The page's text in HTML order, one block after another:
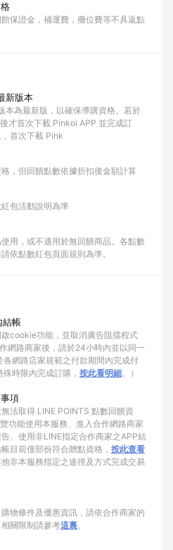
保證金，補運費，攤位費等不具返點
新版本
本為最新版，以確保導購資格。若於
才首次下載 Pinkoi APP 並完成訂
首次下載 Pink
，但回饋點數依據折扣後金額計算
包活動說明為準
用，或不適用於無回饋商品。各點數
依點數紅包頁面規則為準。
結帳
cookie功能，並取消廣告阻擋程式
網路商家後，請於24小時內並以同一
網路店家規範之付款期間內完成付
時限內完成訂購， 按此看明細。）
項
法取得 LINE POINTS 點數回饋資
功能使用本服務、進入合作網路商家
、使用非LINE指定合作商家之APP結
目前僅部份符合贈點資格， 按此查看
他非本服務指定之途徑及方式完成交易
物條件及優惠資訊，請依合作商家的
關限制請參考這裏。